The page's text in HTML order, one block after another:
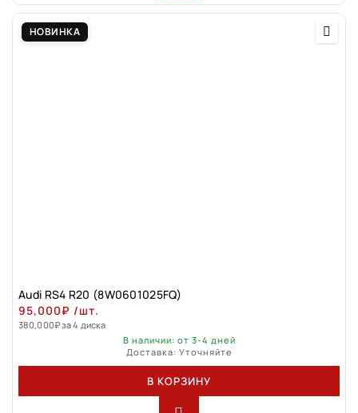
НОВИНКА
Audi RS4 R20 (8W0601025FQ)
95,000₽ /шт.
380,000₽за 4 диска
В наличии: от 3-4 дней
Доставка: Уточняйте
В КОРЗИНУ